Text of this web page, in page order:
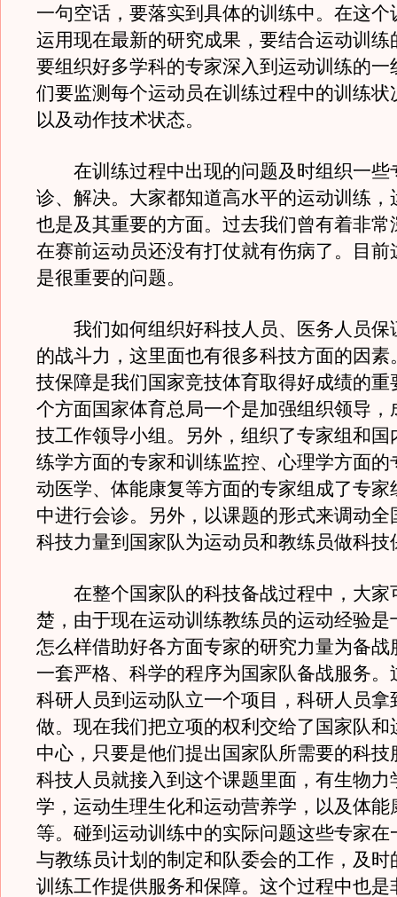
一句空话，要落实到具体的训练中。在这个
运用现在最新的研究成果，要结合运动训练
要组织好多学科的专家深入到运动训练的一
们要监测每个运动员在训练过程中的训练状
以及动作技术状态。
在训练过程中出现的问题及时组织一些
诊、解决。大家都知道高水平的运动训练，
也是及其重要的方面。过去我们曾有着非常
在赛前运动员还没有打仗就有伤病了。目前
是很重要的问题。
我们如何组织好科技人员、医务人员保
的战斗力，这里面也有很多科技方面的因素
技保障是我们国家竞技体育取得好成绩的重
个方面国家体育总局一个是加强组织领导，
技工作领导小组。另外，组织了专家组和国
练学方面的专家和训练监控、心理学方面的
动医学、体能康复等方面的专家组成了专家
中进行会诊。另外，以课题的形式来调动全
科技力量到国家队为运动员和教练员做科技
在整个国家队的科技备战过程中，大家
楚，由于现在运动训练教练员的运动经验是
怎么样借助好各方面专家的研究力量为备战
一套严格、科学的程序为国家队备战服务。
科研人员到运动队立一个项目，科研人员拿
做。现在我们把立项的权利交给了国家队和
中心，只要是他们提出国家队所需要的科技
科技人员就接入到这个课题里面，有生物力
学，运动生理生化和运动营养学，以及体能
等。碰到运动训练中的实际问题这些专家在
与教练员计划的制定和队委会的工作，及时
训练工作提供服务和保障。这个过程中也是